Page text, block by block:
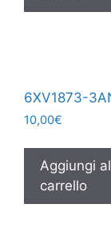
6XV1873-
10,00€
Aggiungi al
carrello